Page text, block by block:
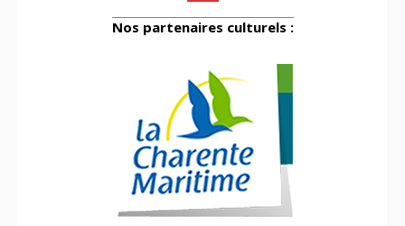
Nos partenaires culturels :